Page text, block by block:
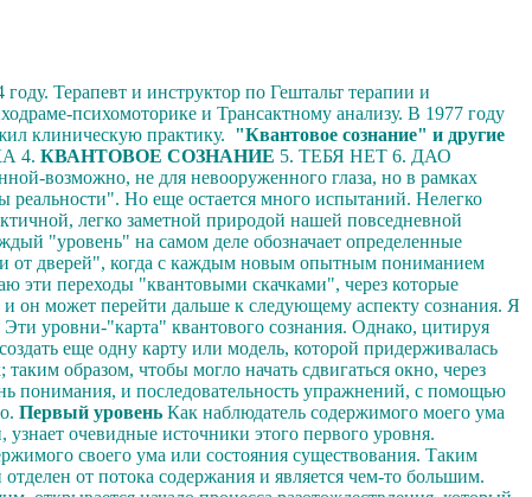
Терапевт и инструктор по Гештальт терапии и
психомоторике и Трансактному анализу. В 1977 году
клиническую практику. "Квантовое сознание" и другие
4. КВАНТОВОЕ СОЗНАНИЕ 5. ТЕБЯ НЕТ 6. ДАО
возможно, не для невооруженного глаза, но в рамках
реальности". Но еще остается много испытаний. Нелегко
легко заметной природой нашей повседневной
"уровень" на самом деле обозначает определенные
от дверей", когда с каждым новым опытным пониманием
эти переходы "квантовыми скачками", через которые
он может перейти дальше к следующему аспекту сознания. Я
уровни-"карта" квантового сознания. Однако, цитируя
еще одну карту или модель, которой придерживалась
образом, чтобы могло начать сдвигаться окно, через
понимания, и последовательность упражнений, с помощью
Первый уровень Как наблюдатель содержимого моего ума
очевидные источники этого первого уровня.
своего ума или состояния существования. Таким
от потока содержания и является чем-то большим.